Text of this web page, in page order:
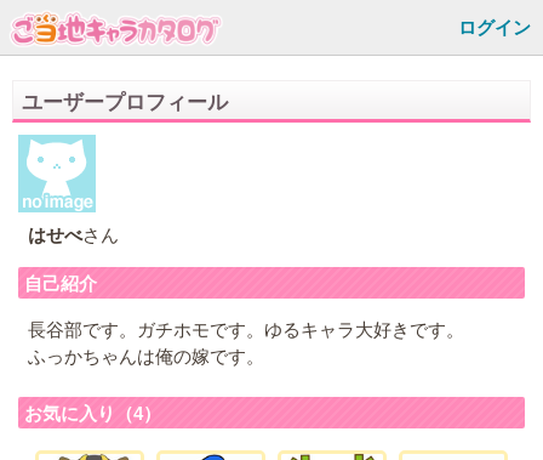
ログイン
ユーザープロフィール
はせべさん
自己紹介
長谷部です。ガチホモです。ゆるキャラ大好きです。
ふっかちゃんは俺の嫁です。
お気に入り（4）